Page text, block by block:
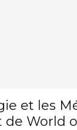
et les
de World